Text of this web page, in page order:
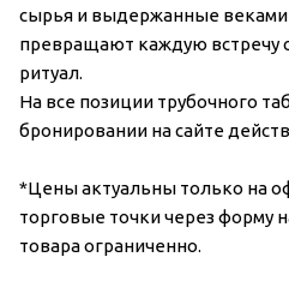
сырья и выдержанные
превращают каждую встречу
ритуал.
На все позиции трубочного
бронировании на сайте
*Цены актуальны только на
торговые точки через форму
товара ограниченно.